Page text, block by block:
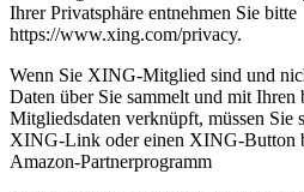
Ihrer Privatsphäre entnehmen Sie bitte
https://www.xing.com/privacy.
Wenn Sie XING-Mitglied sind und
Daten über Sie sammelt und mit
Mitgliedsdaten verknüpft, müssen Sie
XING-Link oder einen XING-Button
Amazon-Partnerprogramm